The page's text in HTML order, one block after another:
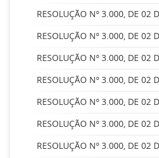
RESOLUÇÃO Nº 3.000, DE 02
RESOLUÇÃO Nº 3.000, DE 02
RESOLUÇÃO Nº 3.000, DE 02
RESOLUÇÃO Nº 3.000, DE 02
RESOLUÇÃO Nº 3.000, DE 02
RESOLUÇÃO Nº 3.000, DE 02
RESOLUÇÃO Nº 3.000, DE 02